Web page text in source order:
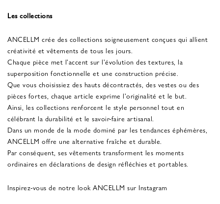
Les collections
ANCELLM crée des collections soigneusement conçues qui allient
créativité et vêtements de tous les jours.
Chaque pièce met l'accent sur l'évolution des textures, la
superposition fonctionnelle et une construction précise.
Que vous choisissiez des hauts décontractés, des vestes ou des
pièces fortes, chaque article exprime l'originalité et le but.
Ainsi, les collections renforcent le style personnel tout en
célébrant la durabilité et le savoir-faire artisanal.
Dans un monde de la mode dominé par les tendances éphémères,
ANCELLM offre une alternative fraîche et durable.
Par conséquent, ses vêtements transforment les moments
ordinaires en déclarations de design réfléchies et portables.
Inspirez-vous de notre look ANCELLM sur Instagram